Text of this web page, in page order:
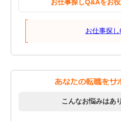
お仕事探しQ&Aをお
お仕事探し
こんなお悩みはあ